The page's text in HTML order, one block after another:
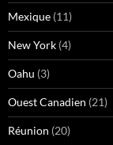
Mexique (11)
New York (4)
Oahu (3)
Ouest Canadien (21)
Réunion (20)